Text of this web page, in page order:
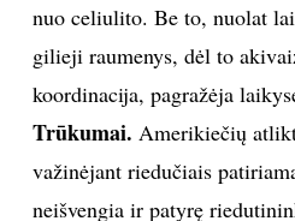
nuo celiulito. Be to, nuolat
gilieji raumenys, dėl to
koordinacija, pagražėja
Trūkumai. Amerikiečių
važinėjant riedučiais
neišvengia ir patyrę